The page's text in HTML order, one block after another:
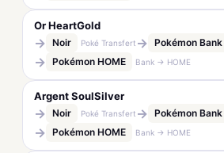
Or HeartGold
→ Noir Poké Transfert → Pokémon Bank
→ Pokémon HOME Bank → HOME
Argent SoulSilver
→ Noir Poké Transfert → Pokémon Bank
→ Pokémon HOME Bank → HOME